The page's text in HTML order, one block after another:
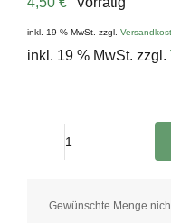
inkl. 19 % MwSt. zzgl.
inkl. 19 % MwSt. zzgl.
28
Gewünschte Menge